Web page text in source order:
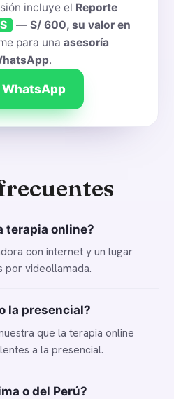
incluye el Reporte
— S/ 600, su valor en
para una asesoría
.
WhatsApp
terapia online?
con internet y un lugar
por videollamada.
la presencial?
que la terapia online
a la presencial.
o del Perú?